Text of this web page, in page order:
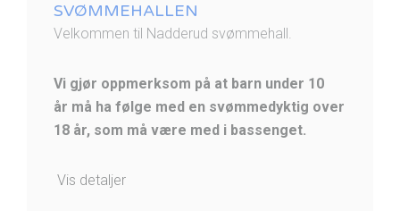
SVØMMEHALLEN
Velkommen til Nadderud svømmehall.
Vi gjør oppmerksom på at barn under 10
år må ha følge med en svømmedyktig over
18 år, som må være med i bassenget.
Vis detaljer